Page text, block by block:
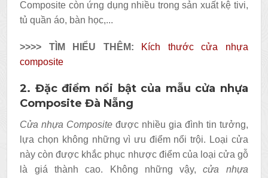
Composite còn ứng dụng nhiều trong sản xuất kệ tivi,
tủ quần áo, bàn học,...
>>>> TÌM HIỂU THÊM:
Kích thước cửa nhựa
composite
2. Đặc điểm nổi bật của mẫu cửa nhựa
Composite Đà Nẵng
Cửa nhựa Composite được nhiều gia đình tin tưởng,
lựa chọn không những vì ưu điểm nổi trội. Loại cửa
này còn được khắc phục nhược điểm của loại cửa gỗ
là giá thành cao. Không những vậy,cửa nhựa